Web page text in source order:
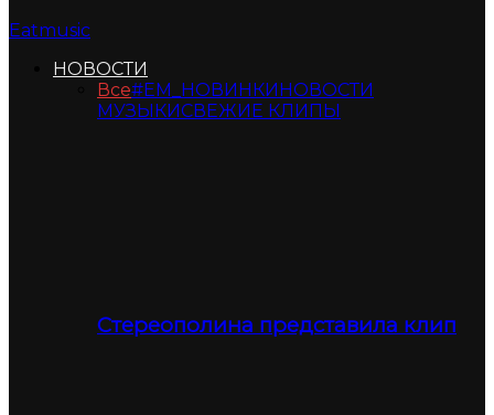
Eatmusic
НОВОСТИ
Все#ЕМ_НОВИНКИНОВОСТИ
МУЗЫКИСВЕЖИЕ КЛИПЫ
Стереополина представила клип